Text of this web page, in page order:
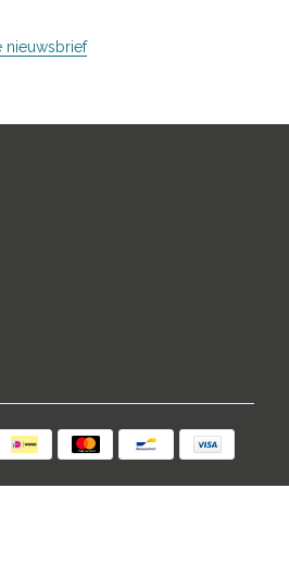
nieuwsbrief